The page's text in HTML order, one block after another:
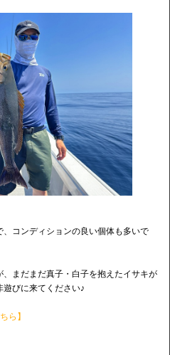
コンディションの良い個体も多いで
まだまだ真子・白子を抱えたイサキが
びに来てください♪
ら】